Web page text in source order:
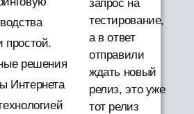
простой.
решения
Интернета
запрос на
тестирование,
а в ответ
отправили
ждать новый
релиз, это уже
тот релиз